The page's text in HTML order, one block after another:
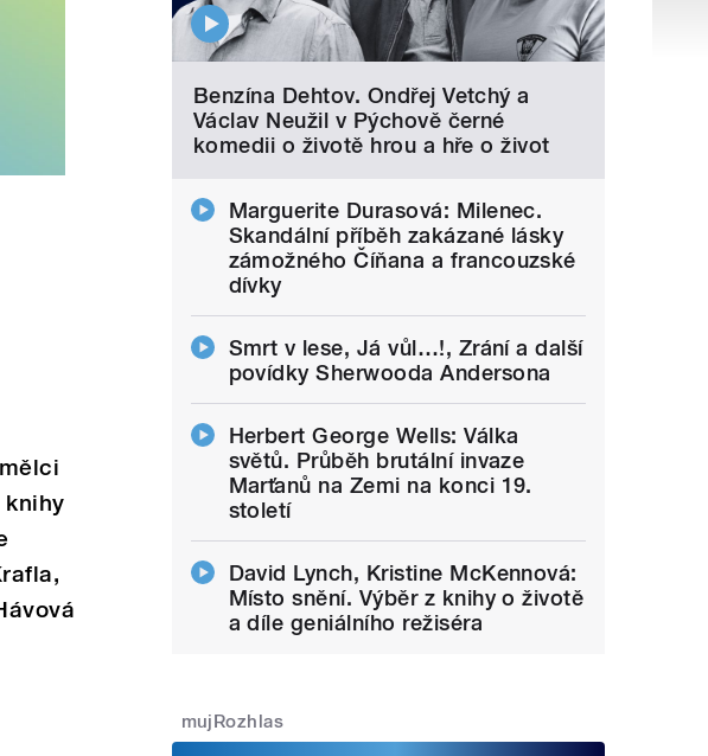
knihy
Benzína Dehtov. Ondřej Vetchý a
Václav Neužil v Pýchově černé
komedii o životě hrou a hře o život
Marguerite Durasová: Milenec.
Skandální příběh zakázané lásky
zámožného Číňana a francouzské
dívky
Smrt v lese, Já vůl…!, Zrání a další
povídky Sherwooda Andersona
Herbert George Wells: Válka
světů. Průběh brutální invaze
Marťanů na Zemi na konci 19.
století
David Lynch, Kristine McKennová:
Místo snění. Výběr z knihy o životě
a díle geniálního režiséra
mujRozhlas